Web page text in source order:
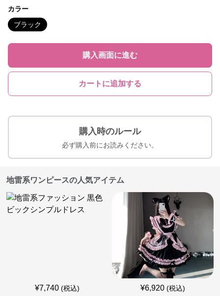
カラー
ブラック
購入画面に進む
カートに追加する
購入時のルール
必ず購入前にお読みください。
地雷系ワンピースの人気アイテム
¥7,740 (税込) ¥6,920 (税込)